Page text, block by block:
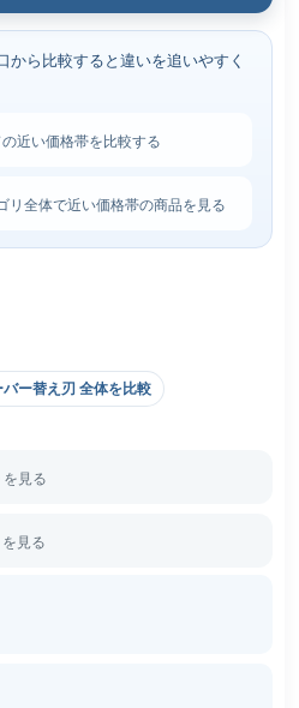
から比較すると違いを追いやすく
近い価格帯を比較する
リ全体で近い価格帯の商品を見る
バー替え刃 全体を比較
見る
見る